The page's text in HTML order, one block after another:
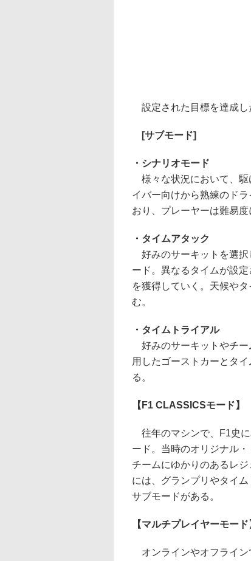
設定された目標を達成し
[サブモード]
・シナリオモード
様々な状況において、駆
イバー向けから熟練のド
おり、プレーヤーは難易
・タイムアタック
好みのサーキットを選択
ード。異なるタイムが設
を獲得していく。天候や
む。
・タイムトライアル
好みのサーキットやチー
用したゴーストカーとタ
る。
【F1 CLASSICSモード】
往年のマシンで、F1史
ード。当時のオリジナル
チームにゆかりのあるレ
には、グランプリやタイ
サブモードがある。
【マルチプレイヤーモード
オンラインやオフライン